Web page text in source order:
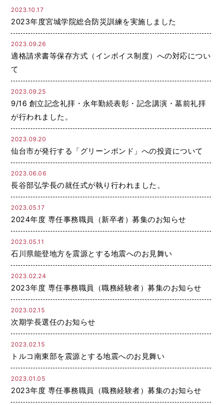
2023.10.17
2023年度宮城学院総合防災訓練を実施しました
2023.09.26
適格請求書等保存方式（インボイス制度）への対応につい
て
2023.09.25
9/16 創立記念礼拝・永年勤続表彰・記念講演・墓前礼拝
が行われました。
2023.09.20
仙台市が発行する「グリーンボンド」への投資について
2023.06.06
長谷部弘学長の就任式が執り行われました。
2023.05.17
2024年度 専任事務職員（新卒者）募集のお知らせ
2023.05.11
石川県能登地方を震源とする地震へのお見舞い
2023.02.24
2023年度 専任事務職員（職務経験者）募集のお知らせ
2023.02.15
次期学長選任のお知らせ
2023.02.15
トルコ南東部を震源とする地震へのお見舞い
2023.01.05
2023年度 専任事務職員（職務経験者）募集のお知らせ